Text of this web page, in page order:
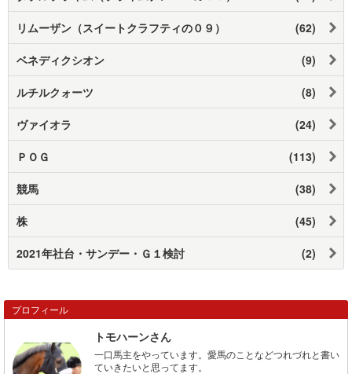
リムーザン（スイートクラフティの０９） (62)
ベネディクシオン (9)
ルチルクォーツ (8)
ヴァイオラ (24)
ＰＯＧ (113)
競馬 (38)
株 (45)
2021年社台・サンデー・Ｇ１検討 (2)
プロフィール
トモハーンさん
一口馬主をやっています。愛馬のことなどつれづれと書い
ていきたいと思ってます。